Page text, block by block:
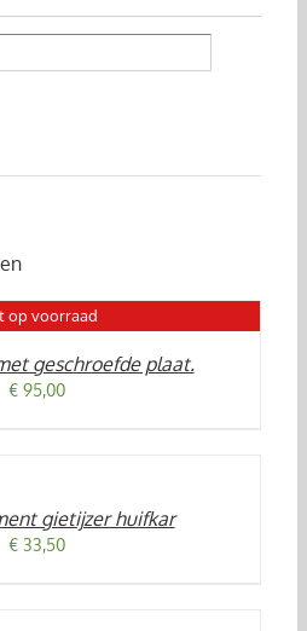
op voorraad
geschroefde plaat.
€95,00
gietijzer huifkar
€33,50